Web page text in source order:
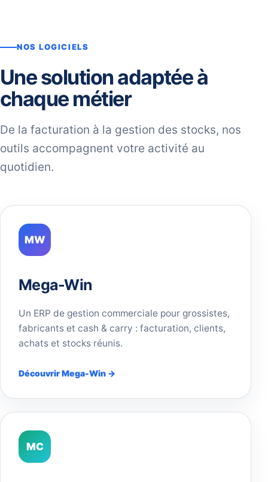
NOS LOGICIELS
Une solution adaptée à
chaque métier
De la facturation à la gestion des stocks, nos
outils accompagnent votre activité au
quotidien.
MW
Mega-Win
Un ERP de gestion commerciale pour grossistes,
fabricants et cash & carry : facturation, clients,
achats et stocks réunis.
Découvrir Mega-Win →
MC